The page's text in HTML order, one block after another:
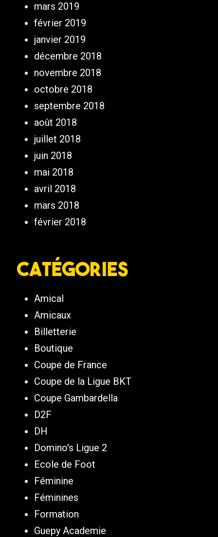
mars 2019
février 2019
janvier 2019
décembre 2018
novembre 2018
octobre 2018
septembre 2018
août 2018
juillet 2018
juin 2018
mai 2018
avril 2018
mars 2018
février 2018
Catégories
Amical
Amicaux
Billetterie
Boutique
Coupe de France
Coupe de la Ligue BKT
Coupe Gambardella
D2F
DH
Domino's Ligue 2
Ecole de Foot
Féminine
Féminines
Formation
Guepy Academie